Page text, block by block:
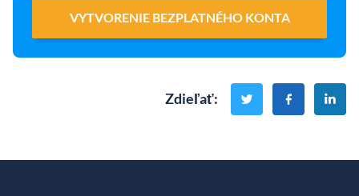
VYTVORENIE BEZPLATNÉHO KONTA
Zdieľať: